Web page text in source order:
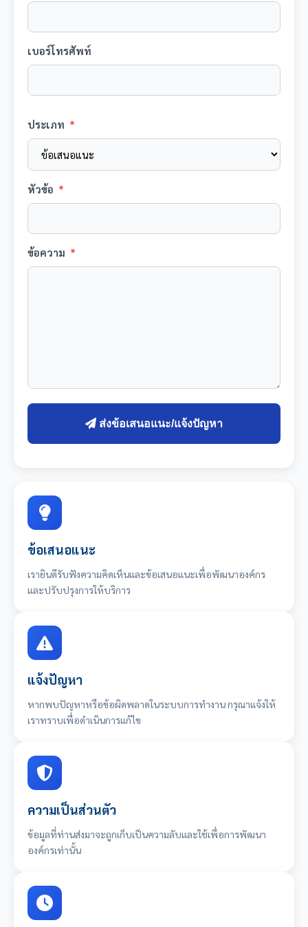
เบอร์โทรศัพท์
ประเภท *
หัวข้อ *
ข้อความ *
ส่งข้อเสนอแนะ/แจ้งปัญหา
ข้อเสนอแนะ
เรายินดีรับฟังความคิดเห็นและข้อเสนอแนะเพื่อพัฒนาองค์กร
และปรับปรุงการให้บริการ
แจ้งปัญหา
หากพบปัญหาหรือข้อผิดพลาดในระบบการทำงาน กรุณาแจ้งให้
เราทราบเพื่อดำเนินการแก้ไข
ความเป็นส่วนตัว
ข้อมูลที่ท่านส่งมาจะถูกเก็บเป็นความลับและใช้เพื่อการพัฒนา
องค์กรเท่านั้น